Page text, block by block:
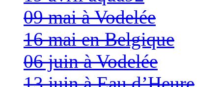
09 mai à Vodelée
16 mai en Belgique
06 juin à Vodelée